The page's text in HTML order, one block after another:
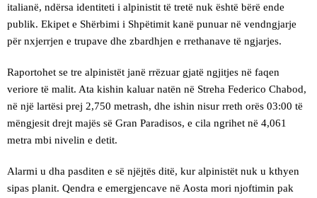
italianë, ndërsa identiteti i alpinistit të tretë nuk është bërë ende
publik. Ekipet e Shërbimi i Shpëtimit kanë punuar në vendngjarje
për nxjerrjen e trupave dhe zbardhjen e rrethanave të ngjarjes.
Raportohet se tre alpinistët janë rrëzuar gjatë ngjitjes në faqen
veriore të malit. Ata kishin kaluar natën në Streha Federico Chabod,
në një lartësi prej 2,750 metrash, dhe ishin nisur rreth orës 03:00 të
mëngjesit drejt majës së Gran Paradisos, e cila ngrihet në 4,061
metra mbi nivelin e detit.
Alarmi u dha pasditen e së njëjtës ditë, kur alpinistët nuk u kthyen
sipas planit. Qendra e emergjencave në Aosta mori njoftimin pak